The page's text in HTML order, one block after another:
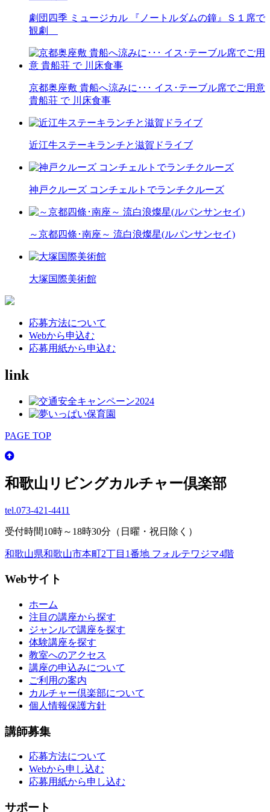
劇団四季 ミュージカル 『ノートルダムの鐘』Ｓ１席で
観劇
京都奥座敷 貴船へ涼みに･･･ イス･テーブル席でご用意
貴船荘 で 川床食事
近江牛ステーキランチと滋賀ドライブ
神戸クルーズ コンチェルトでランチクルーズ
～京都四條･南座～ 流白浪燦星(ルパンサンセイ)
大塚国際美術館
応募方法について
Webから申込む
応募用紙から申込む
link
PAGE TOP
和歌山リビングカルチャー倶楽部
tel.073-421-4411
受付時間10時～18時30分（日曜・祝日除く）
和歌山県和歌山市本町2丁目1番地 フォルテワジマ4階
Webサイト
ホーム
注目の講座から探す
ジャンルで講座を探す
体験講座を探す
教室へのアクセス
講座の申込みについて
ご利用の案内
カルチャー倶楽部について
個人情報保護方針
講師募集
応募方法について
Webから申し込む
応募用紙から申し込む
サポート